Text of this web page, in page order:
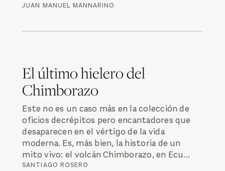
JUAN MANUEL MANNARINO
El último hielero del
Chimborazo
Este no es un caso más en la colección de
oficios decrépitos pero encantadores que
desaparecen en el vértigo de la vida
moderna. Es, más bien, la historia de un
mito vivo: el volcán Chimborazo, en Ecu...
SANTIAGO ROSERO